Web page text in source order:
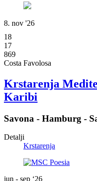
8. nov '26
18
17
869
Costa Favolosa
Krstarenja
Karibi
Savona - Hamburg -
Detalji
Krstarenja
jun - sep ‘26